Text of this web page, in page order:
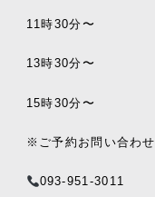
11時30分〜
13時30分〜
15時30分〜
※ご予約お問い合わ
093-951-3011